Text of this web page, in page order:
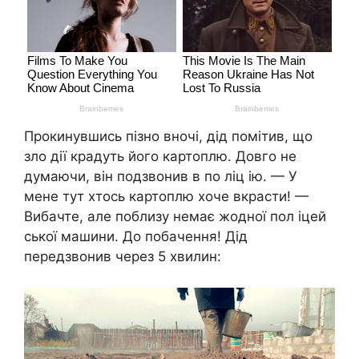
Прокинувшись пізно вночі, дід помітив, що
зло дії крадуть його картоплю. Довго не
думаючи, він подзвонив в по ліц ію. — У
мене тут хтось картоплю хоче вкрасти! —
Вибачте, але поблизу немає жодної пол іцей
ської машини. До побачення! Дід
передзвонив через 5 хвилин: